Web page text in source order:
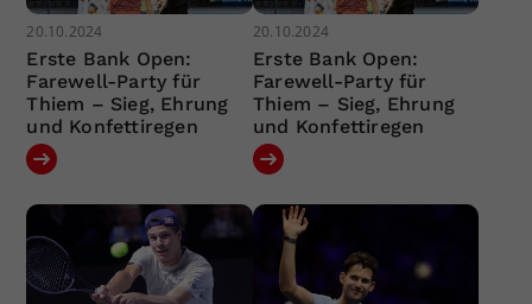
20.10.2024
Erste Bank Open:
Farewell-Party für
Thiem – Sieg, Ehrung
und Konfettiregen
20.10.2024
Erste Bank Open:
Farewell-Party für
Thiem – Sieg, Ehrung
und Konfettiregen